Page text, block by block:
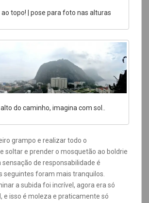
topo! | pose para foto nas alturas
do caminho, imagina com sol..
grampo e realizar todo o
soltar e prender o mosquetão ao boldrie
sensação de responsabilidade é
seguintes foram mais tranquilos.
a subida foi incrível, agora era só
e isso é moleza e praticamente só